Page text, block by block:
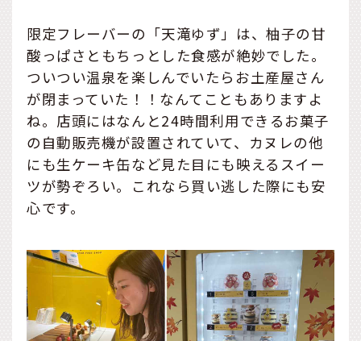
限定フレーバーの「天滝ゆず」は、柚子の甘
酸っぱさともちっとした食感が絶妙でした。
ついつい温泉を楽しんでいたらお土産屋さん
が閉まっていた！！なんてこともありますよ
ね。店頭にはなんと24時間利用できるお菓子
の自動販売機が設置されていて、カヌレの他
にも生ケーキ缶など見た目にも映えるスイー
ツが勢ぞろい。これなら買い逃した際にも安
心です。